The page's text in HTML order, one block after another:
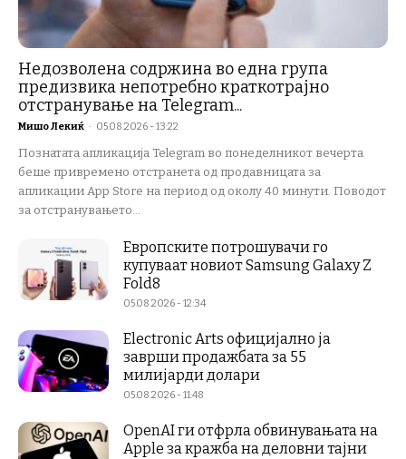
Недозволена содржина во една група
предизвика непотребно краткотрајно
отстранување на Telegram...
Мишо Лекиќ - 05.08.2026 - 13:22
Познатата апликација Telegram во понеделникот вечерта
беше привремено отстранета од продавницата за
апликации App Store на период од околу 40 минути. Поводот
за отстранувањето...
Европските потрошувачи го
купуваат новиот Samsung Galaxy Z
Fold8
05.08.2026 - 12:34
Electronic Arts официјално ја
заврши продажбата за 55
милијарди долари
05.08.2026 - 11:48
OpenAI ги отфрла обвинувањата на
Apple за кражба на деловни тајни